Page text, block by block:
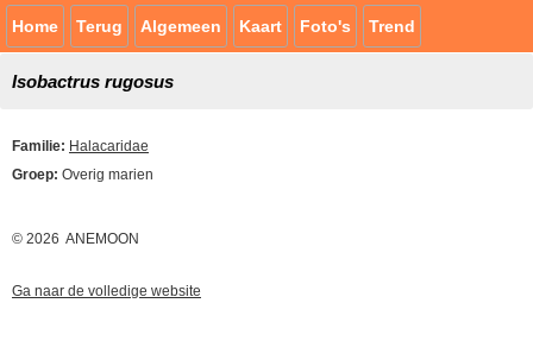
Home Terug Algemeen Kaart Foto's Trend
Isobactrus rugosus
Familie: Halacaridae
Groep: Overig marien
© 2026 ANEMOON
Ga naar de volledige website